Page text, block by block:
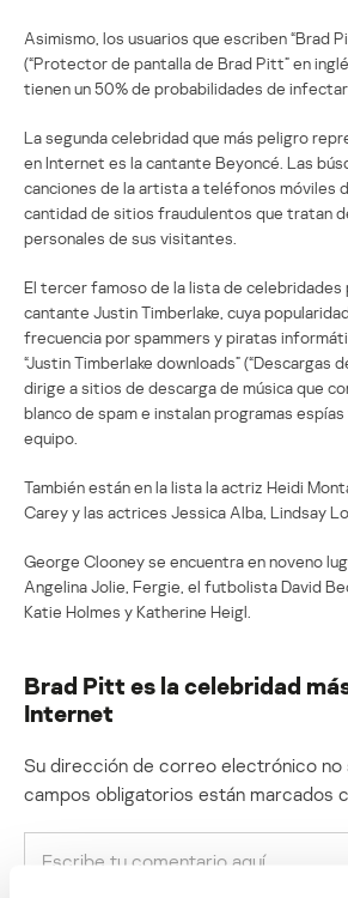
Asimismo, los usuarios que escriben “Brad
(“Protector de pantalla de Brad Pitt” en
tienen un 50% de probabilidades de
La segunda celebridad que más peligro
en Internet es la cantante Beyoncé. Las
canciones de la artista a teléfonos móviles
cantidad de sitios fraudulentos que tratan
personales de sus visitantes.
El tercer famoso de la lista de celebridades
cantante Justin Timberlake, cuya
frecuencia por spammers y piratas
“Justin Timberlake downloads” (“Descargas
dirige a sitios de descarga de música que
blanco de spam e instalan programas
equipo.
También están en la lista la actriz Heidi
Carey y las actrices Jessica Alba, Lindsay
George Clooney se encuentra en noveno
Angelina Jolie, Fergie, el futbolista David
Katie Holmes y Katherine Heigl.
Brad Pitt es la celebridad
Internet
Su dirección de correo electrónico no
campos obligatorios están marcados